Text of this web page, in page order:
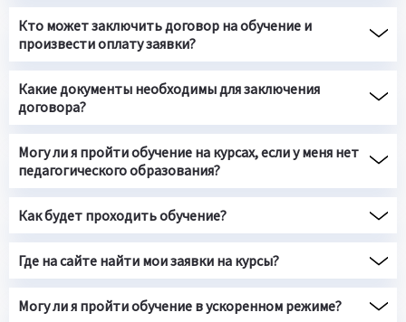
Кто может заключить договор на обучение и
произвести оплату заявки?
Какие документы необходимы для заключения
договора?
Могу ли я пройти обучение на курсах, если у меня нет
педагогического образования?
Как будет проходить обучение?
Где на сайте найти мои заявки на курсы?
Могу ли я пройти обучение в ускоренном режиме?